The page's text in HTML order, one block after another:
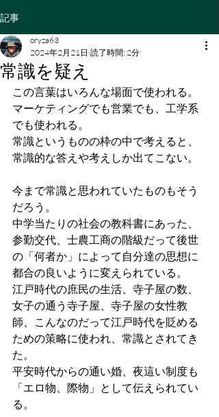
記事
常識を疑え
oryza63
2024年2月21日 読了時間: 2分
この言葉はいろんな場面で使われる。
マーケティングでも営業でも、工学系
でも使われる。
常識というものの枠の中で考えると、
常識的な答えや考えしか出てこない。
今まで常識と思われていたものもそう
だろう。
中学当たりの社会の教科書にあった、
参勤交代、士農工商の階級だって後世
の「何者か」によって自分達の思想に
都合の良いように変えられている。
江戸時代の庶民の生活、寺子屋の数、
女子の通う寺子屋、寺子屋の女性教
師、こんなのだって江戸時代を貶める
ための策略に使われ、常識とされてき
た。
平安時代からの通い婚、夜這い制度も
「エロ物、際物」として伝えられてい
る。